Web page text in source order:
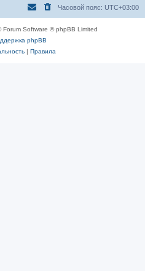
Часовой пояс: UTC+03:00
Forum Software © phpBB Limited
phpBB
| Правила